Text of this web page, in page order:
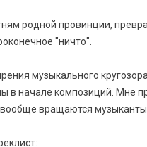
родной провинции,
"ничто".
музыкального
начале композиций. Мне
вообще вращаются